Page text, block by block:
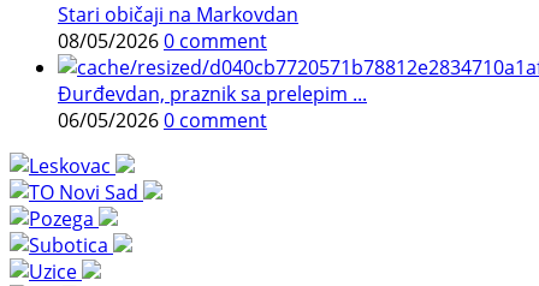
Stari običaji na Markovdan
08/05/20260 comment
Đurđevdan, praznik sa prelepim ...
06/05/20260 comment